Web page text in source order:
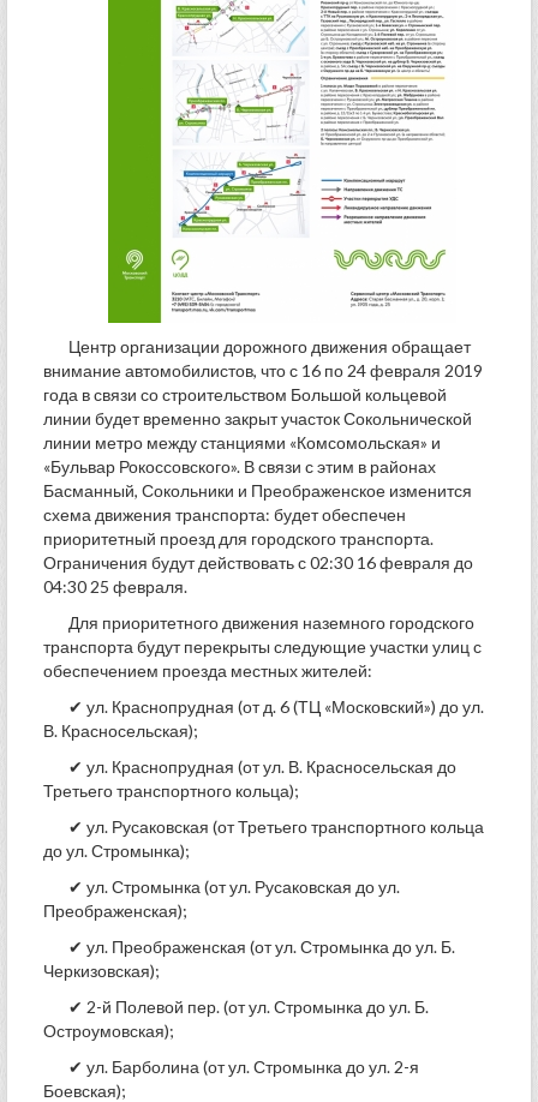
Центр организации дорожного движения обращает
внимание автомобилистов, что с 16 по 24 февраля 2019
года в связи со строительством Большой кольцевой
линии будет временно закрыт участок Сокольнической
линии метро между станциями «Комсомольская» и
«Бульвар Рокоссовского». В связи с этим в районах
Басманный, Сокольники и Преображенское изменится
схема движения транспорта: будет обеспечен
приоритетный проезд для городского транспорта.
Ограничения будут действовать с 02:30 16 февраля до
04:30 25 февраля.
Для приоритетного движения наземного городского
транспорта будут перекрыты следующие участки улиц с
обеспечением проезда местных жителей:
✔ ул. Краснопрудная (от д. 6 (ТЦ «Московский») до ул.
В. Красносельская);
✔ ул. Краснопрудная (от ул. В. Красносельская до
Третьего транспортного кольца);
✔ ул. Русаковская (от Третьего транспортного кольца
до ул. Стромынка);
✔ ул. Стромынка (от ул. Русаковская до ул.
Преображенская);
✔ ул. Преображенская (от ул. Стромынка до ул. Б.
Черкизовская);
✔ 2-й Полевой пер. (от ул. Стромынка до ул. Б.
Остроумовская);
✔ ул. Барболина (от ул. Стромынка до ул. 2-я
Боевская);